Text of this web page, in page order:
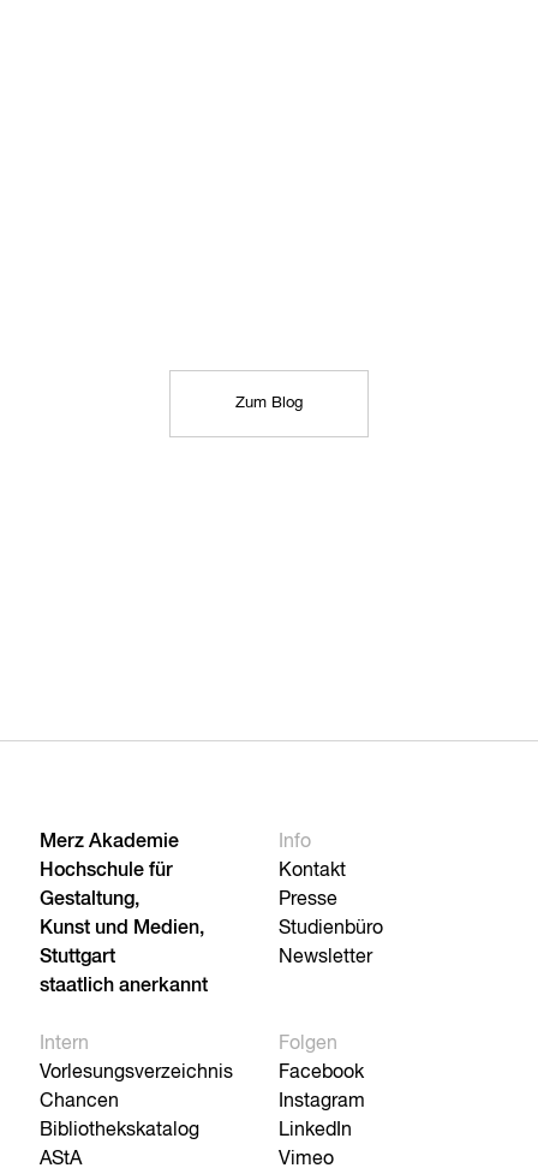
Zum Blog
Merz Akademie
Hochschule für
Gestaltung,
Kunst und Medien,
Stuttgart
staatlich anerkannt
Info
Kontakt
Presse
Studienbüro
Newsletter
Intern
Vorlesungsverzeichnis
Chancen
Bibliothekskatalog
AStA
Folgen
Facebook
Instagram
LinkedIn
Vimeo